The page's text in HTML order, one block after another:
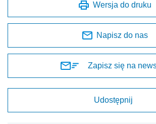
Wersja do druku
Napisz do nas
Zapisz się na
Udostępnij